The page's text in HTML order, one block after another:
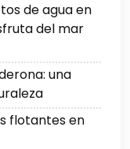
de agua en
del mar
una
flotantes en